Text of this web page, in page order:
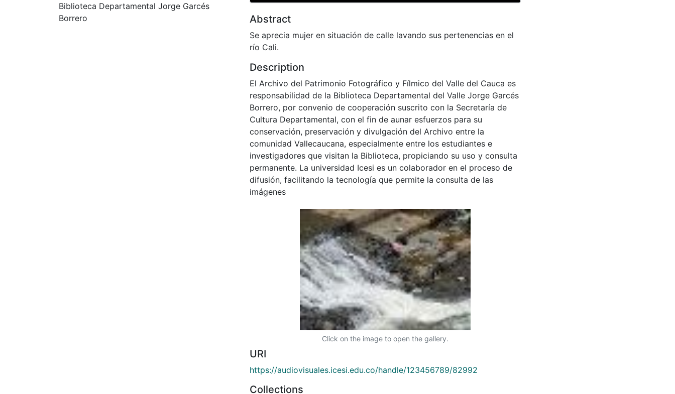
Biblioteca Departamental Jorge Garcés
Borrero
Abstract
Se aprecia mujer en situación de calle lavando sus pertenencias en el
río Cali.
Description
El Archivo del Patrimonio Fotográfico y Fílmico del Valle del Cauca es
responsabilidad de la Biblioteca Departamental del Valle Jorge Garcés
Borrero, por convenio de cooperación suscrito con la Secretaría de
Cultura Departamental, con el fin de aunar esfuerzos para su
conservación, preservación y divulgación del Archivo entre la
comunidad Vallecaucana, especialmente entre los estudiantes e
investigadores que visitan la Biblioteca, propiciando su uso y consulta
permanente. La universidad Icesi es un colaborador en el proceso de
difusión, facilitando la tecnología que permite la consulta de las
imágenes
Click on the image to open the gallery.
URI
https://audiovisuales.icesi.edu.co/handle/123456789/82992
Collections